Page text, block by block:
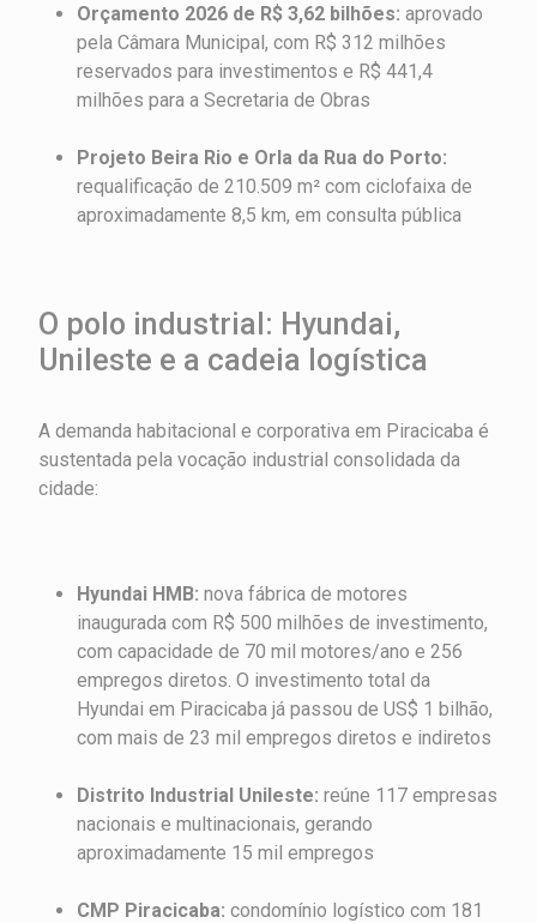
Orçamento 2026 de R$ 3,62 bilhões: aprovado
pela Câmara Municipal, com R$ 312 milhões
reservados para investimentos e R$ 441,4
milhões para a Secretaria de Obras
Projeto Beira Rio e Orla da Rua do Porto:
requalificação de 210.509 m² com ciclofaixa de
aproximadamente 8,5 km, em consulta pública
O polo industrial: Hyundai,
Unileste e a cadeia logística
A demanda habitacional e corporativa em Piracicaba é
sustentada pela vocação industrial consolidada da
cidade:
Hyundai HMB: nova fábrica de motores
inaugurada com R$ 500 milhões de investimento,
com capacidade de 70 mil motores/ano e 256
empregos diretos. O investimento total da
Hyundai em Piracicaba já passou de US$ 1 bilhão,
com mais de 23 mil empregos diretos e indiretos
Distrito Industrial Unileste: reúne 117 empresas
nacionais e multinacionais, gerando
aproximadamente 15 mil empregos
CMP Piracicaba: condomínio logístico com 181